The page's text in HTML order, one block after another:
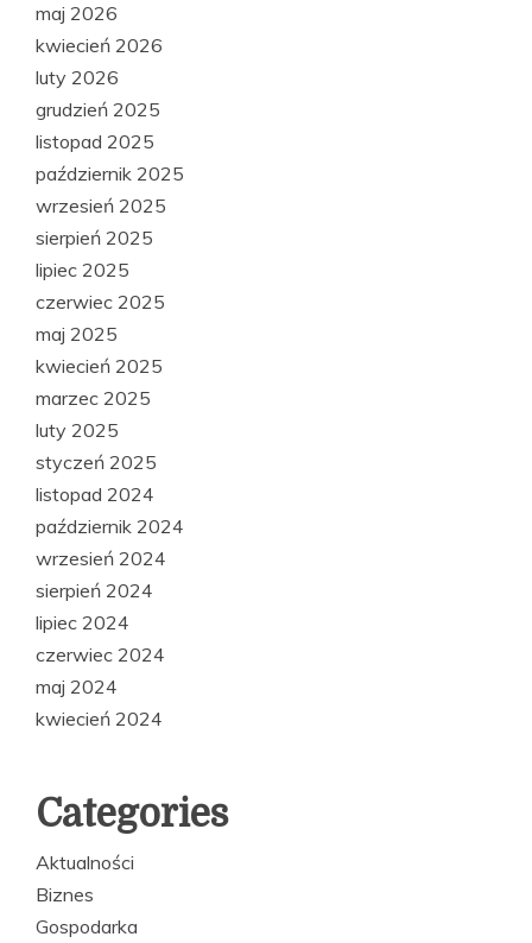
maj 2026
kwiecień 2026
luty 2026
grudzień 2025
listopad 2025
październik 2025
wrzesień 2025
sierpień 2025
lipiec 2025
czerwiec 2025
maj 2025
kwiecień 2025
marzec 2025
luty 2025
styczeń 2025
listopad 2024
październik 2024
wrzesień 2024
sierpień 2024
lipiec 2024
czerwiec 2024
maj 2024
kwiecień 2024
Categories
Aktualności
Biznes
Gospodarka